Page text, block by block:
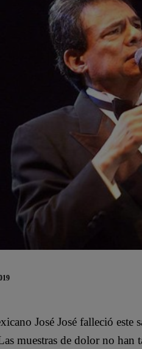
José José falleció este
muestras de dolor no han